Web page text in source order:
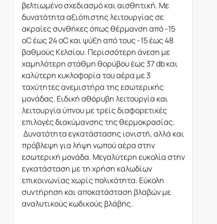
βελτιωμένο σχεδιασμό και αισθητική. Με
δυνατότητα αξιόπιστης λειτουργίας σε
ακραίες συνθήκες όπως θέρμανση από -15
oC έως 24 oC και ψύξη από τους -15 έως 48
βαθμούς Κελσίου. Περισσότερη άνεση με
χαμηλότερη στάθμη θορύβου έως 37 db και
καλύτερη κυκλοφορία του αέρα με 3
ταχύτητες ανεμιστήρα της εσωτερικής
μονάδας. Ειδική αθόρυβη λειτουργία και
λειτουργία ύπνου με τρείς διαφορετικές
επιλογές διακύμανσης της θερμοκρασίας.
Δυνατότητα εγκατάστασης ιονιστή, αλλά και
πρόβλεψη για λήψη νωπού αέρα στην
εσωτερική μονάδα. Μεγαλύτερη ευκολία στην
εγκατάσταση με τη χρήση καλωδίων
επικοινωνίας χωρίς πολικότητα. Εύκολη
συντήρηση και αποκατάσταση βλαβών με
αναλυτικούς κωδικούς βλάβης.